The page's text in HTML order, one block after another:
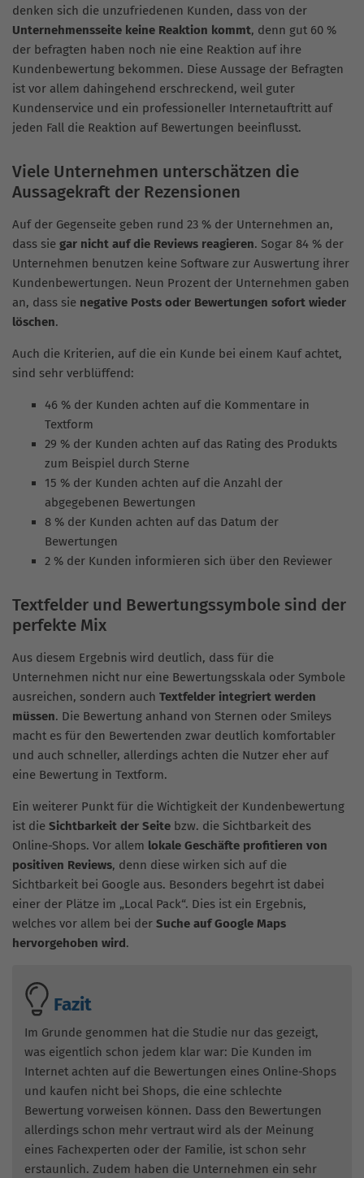
denken sich die unzufriedenen Kunden, dass von der
Unternehmensseite keine Reaktion kommt, denn gut 60 %
der befragten haben noch nie eine Reaktion auf ihre
Kundenbewertung bekommen. Diese Aussage der Befragten
ist vor allem dahingehend erschreckend, weil guter
Kundenservice und ein professioneller Internetauftritt auf
jeden Fall die Reaktion auf Bewertungen beeinflusst.
Viele Unternehmen unterschätzen die
Aussagekraft der Rezensionen
Auf der Gegenseite geben rund 23 % der Unternehmen an,
dass sie gar nicht auf die Reviews reagieren. Sogar 84 % der
Unternehmen benutzen keine Software zur Auswertung ihrer
Kundenbewertungen. Neun Prozent der Unternehmen gaben
an, dass sie negative Posts oder Bewertungen sofort wieder
löschen.
Auch die Kriterien, auf die ein Kunde bei einem Kauf achtet,
sind sehr verblüffend:
46 % der Kunden achten auf die Kommentare in
Textform
29 % der Kunden achten auf das Rating des Produkts
zum Beispiel durch Sterne
15 % der Kunden achten auf die Anzahl der
abgegebenen Bewertungen
8 % der Kunden achten auf das Datum der
Bewertungen
2 % der Kunden informieren sich über den Reviewer
Textfelder und Bewertungssymbole sind der
perfekte Mix
Aus diesem Ergebnis wird deutlich, dass für die
Unternehmen nicht nur eine Bewertungsskala oder Symbole
ausreichen, sondern auch Textfelder integriert werden
müssen. Die Bewertung anhand von Sternen oder Smileys
macht es für den Bewertenden zwar deutlich komfortabler
und auch schneller, allerdings achten die Nutzer eher auf
eine Bewertung in Textform.
Ein weiterer Punkt für die Wichtigkeit der Kundenbewertung
ist die Sichtbarkeit der Seite bzw. die Sichtbarkeit des
Online-Shops. Vor allem lokale Geschäfte profitieren von
positiven Reviews, denn diese wirken sich auf die
Sichtbarkeit bei Google aus. Besonders begehrt ist dabei
einer der Plätze im „Local Pack“. Dies ist ein Ergebnis,
welches vor allem bei der Suche auf Google Maps
hervorgehoben wird.
Fazit
Im Grunde genommen hat die Studie nur das gezeigt,
was eigentlich schon jedem klar war: Die Kunden im
Internet achten auf die Bewertungen eines Online-Shops
und kaufen nicht bei Shops, die eine schlechte
Bewertung vorweisen können. Dass den Bewertungen
allerdings schon mehr vertraut wird als der Meinung
eines Fachexperten oder der Familie, ist schon sehr
erstaunlich. Zudem haben die Unternehmen ein sehr